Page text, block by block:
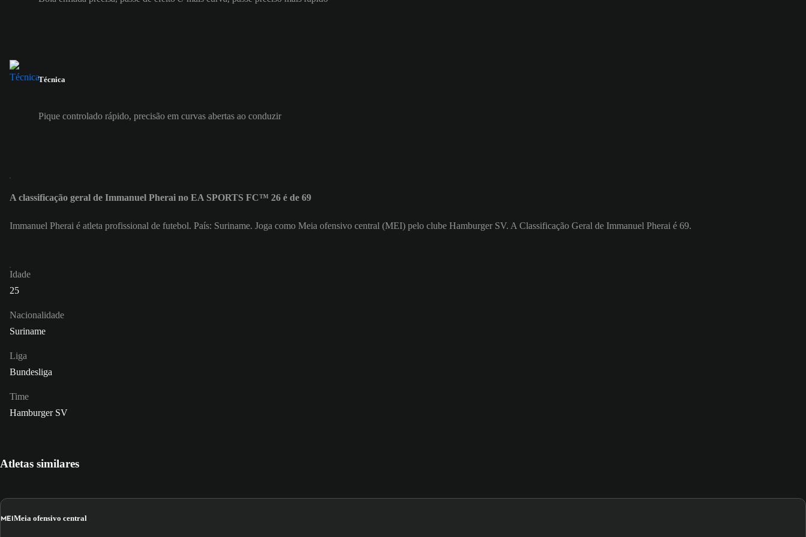
Técnica
Pique controlado rápido, precisão em curvas abertas ao conduzir
A classificação geral de Immanuel Pherai no EA SPORTS FC™ 26 é de 69
Immanuel Pherai é atleta profissional de futebol. País: Suriname. Joga como Meia ofensivo central (MEI) pelo clube Hamburger SV. A Classificação Geral de Immanuel Pherai é 69.
Idade
25
Nacionalidade
Suriname
Liga
Bundesliga
Time
Hamburger SV
Atletas similares
MEIMeia ofensivo central